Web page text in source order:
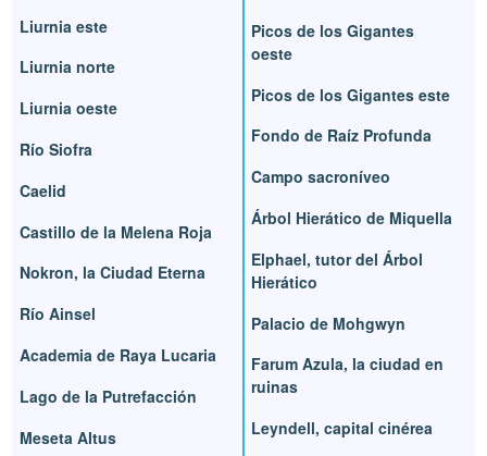
Liurnia este
Liurnia norte
Liurnia oeste
Río Siofra
Caelid
Castillo de la Melena Roja
Nokron, la Ciudad Eterna
Río Ainsel
Academia de Raya Lucaria
Lago de la Putrefacción
Meseta Altus
Picos de los Gigantes
oeste
Picos de los Gigantes este
Fondo de Raíz Profunda
Campo sacroníveo
Árbol Hierático de Miquella
Elphael, tutor del Árbol
Hierático
Palacio de Mohgwyn
Farum Azula, la ciudad en
ruinas
Leyndell, capital cinérea